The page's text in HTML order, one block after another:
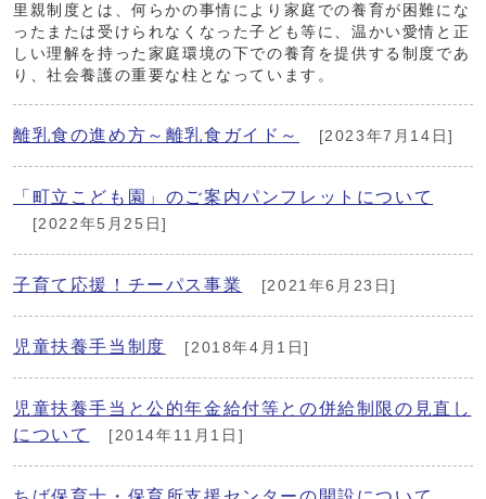
里親制度とは、何らかの事情により家庭での養育が困難にな
ったまたは受けられなくなった子ども等に、温かい愛情と正
しい理解を持った家庭環境の下での養育を提供する制度であ
り、社会養護の重要な柱となっています。
離乳食の進め方～離乳食ガイド～ [2023年7月14日]
「町立こども園」のご案内パンフレットについて
[2022年5月25日]
子育て応援！チーパス事業 [2021年6月23日]
児童扶養手当制度 [2018年4月1日]
児童扶養手当と公的年金給付等との併給制限の見直し
について
[2014年11月1日]